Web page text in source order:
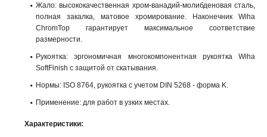
Жало: высококачественная хром-ванадий-молибденовая сталь,
полная закалка, матовое хромирование. Наконечник Wiha
ChromTop гарантирует максимальное соответствие
размерности.
Рукоятка: эргономичная многокомпонентная рукоятка Wiha
SoftFinish с защитой от скатывания.
Нормы: ISO 8764, рукоятка с учетом DIN 5268 - форма K.
Применение: для работ в узких местах.
Характеристики: